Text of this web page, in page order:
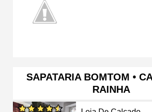
SAPATARIA BOMTOM •
RAINHA